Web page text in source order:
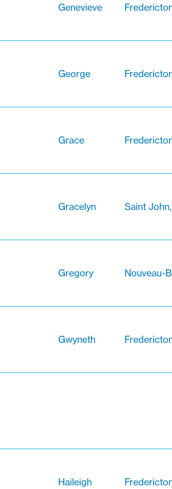
Genevieve
George
Grace
Gracelyn Saint
Gregory Nouveau-
Gwyneth
Haileigh